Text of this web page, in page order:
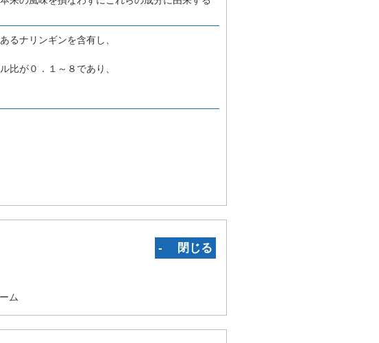
るナリンギンを含有し、
比が０．１～８であり、
‐ 閉じる
ム